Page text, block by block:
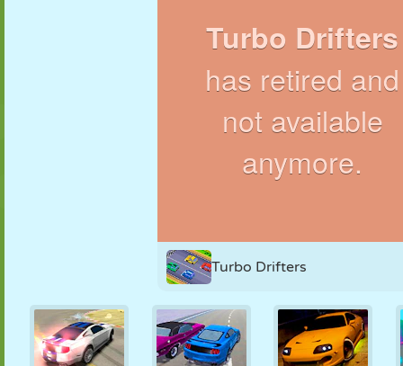
TENNIS
TRIPS-TRAPS-
Turbo Drifters